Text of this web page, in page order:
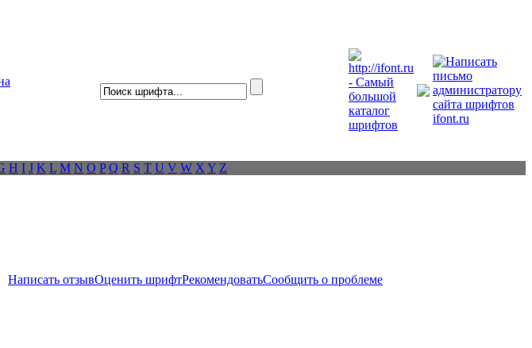
H I J K L M N O P Q R S T U V W X Y Z
Написать отзывОценить шрифтРекомендоватьСообщить о проблеме